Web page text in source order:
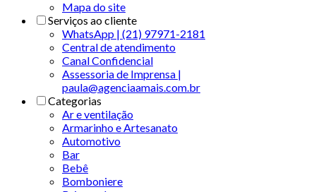
Mapa do site
Serviços ao cliente
WhatsApp | (21) 97971-2181
Central de atendimento
Canal Confidencial
Assessoria de Imprensa |
paula@agenciaamais.com.br
Categorias
Ar e ventilação
Armarinho e Artesanato
Automotivo
Bar
Bebê
Bomboniere